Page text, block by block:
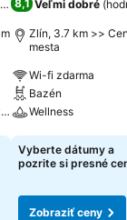
2 290)
Domáce zvieratká povolené
8,1 Veľmi dobré (
Zlín, 3.7 km >>
mesta
Wi-fi zdarma
Bazén
Wellness
Zobraziť ceny
Vyberte dátumy a
pozrite si presné
Zobraziť ceny